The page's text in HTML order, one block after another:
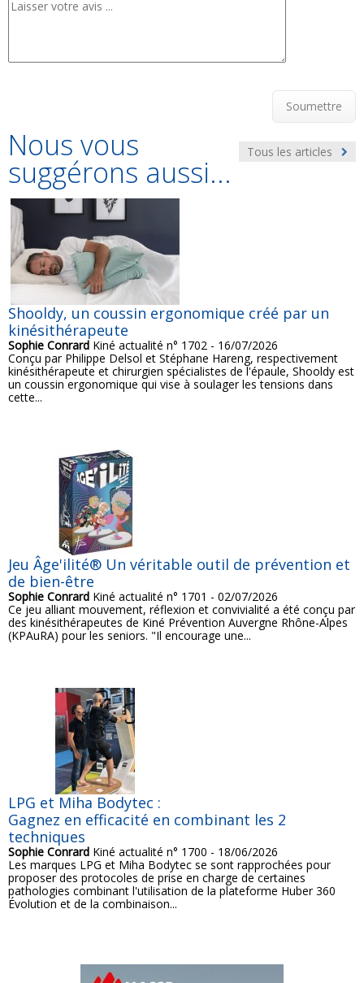
Soumettre
Tous les articles
Nous vous
suggérons aussi...
Shooldy, un coussin ergonomique créé par un
kinésithérapeute
Sophie Conrard Kiné actualité n° 1702 - 16/07/2026
Conçu par Philippe Delsol et Stéphane Hareng, respectivement
kinésithérapeute et chirurgien spécialistes de l'épaule, Shooldy est
un coussin ergonomique qui vise à soulager les tensions dans
cette...
Jeu Âge'ilité® Un véritable outil de prévention et
de bien-être
Sophie Conrard Kiné actualité n° 1701 - 02/07/2026
Ce jeu alliant mouvement, réflexion et convivialité a été conçu par
des kinésithérapeutes de Kiné Prévention Auvergne Rhône-Alpes
(KPAuRA) pour les seniors. "Il encourage une...
LPG et Miha Bodytec :
Gagnez en efficacité en combinant les 2
techniques
Sophie Conrard Kiné actualité n° 1700 - 18/06/2026
Les marques LPG et Miha Bodytec se sont rapprochées pour
proposer des protocoles de prise en charge de certaines
pathologies combinant l'utilisation de la plateforme Huber 360
Évolution et de la combinaison...